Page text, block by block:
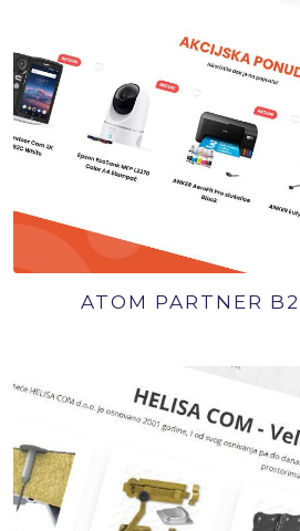
ATOM PARTNER